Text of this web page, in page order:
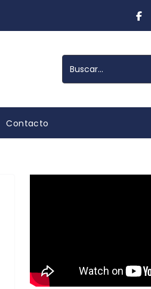
Contacto